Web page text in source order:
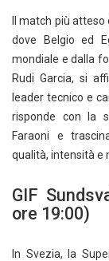
Il match più
dove Belgio ed
mondiale e dalla
Rudi Garcia, si
leader tecnico e
risponde con la
Faraoni e
qualità, intensità e
GIF
ore 19:00)
In Svezia, la